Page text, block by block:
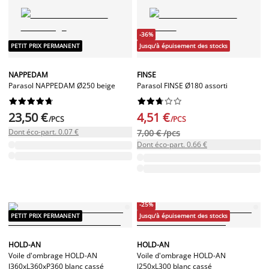
PETIT PRIX PERMANENT
NAPPEDAM
Parasol NAPPEDAM Ø250 beige






23,50 €/PCS
Dont éco-part. 0.07 €
-36%
Jusqu'à épuisement des stocks
FINSE
Parasol FINSE Ø180 assorti






4,51 €/PCS
7,00 € /pcs
Dont éco-part. 0.66 €
PETIT PRIX PERMANENT
HOLD-AN
Voile d'ombrage HOLD-AN
l360xL360xP360 blanc cassé
-25%
Jusqu'à épuisement des stocks
HOLD-AN
Voile d'ombrage HOLD-AN
l250xL300 blanc cassé